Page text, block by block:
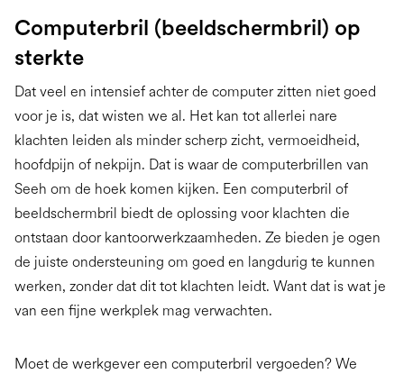
Computerbril (beeldschermbril) op
sterkte
Dat veel en intensief achter de computer zitten niet goed
voor je is, dat wisten we al. Het kan tot allerlei nare
klachten leiden als minder scherp zicht, vermoeidheid,
hoofdpijn of nekpijn. Dat is waar de computerbrillen van
Seeh om de hoek komen kijken. Een computerbril of
beeldschermbril biedt de oplossing voor klachten die
ontstaan door kantoorwerkzaamheden. Ze bieden je ogen
de juiste ondersteuning om goed en langdurig te kunnen
werken, zonder dat dit tot klachten leidt. Want dat is wat je
van een fijne werkplek mag verwachten.
Moet de werkgever een computerbril vergoeden? We